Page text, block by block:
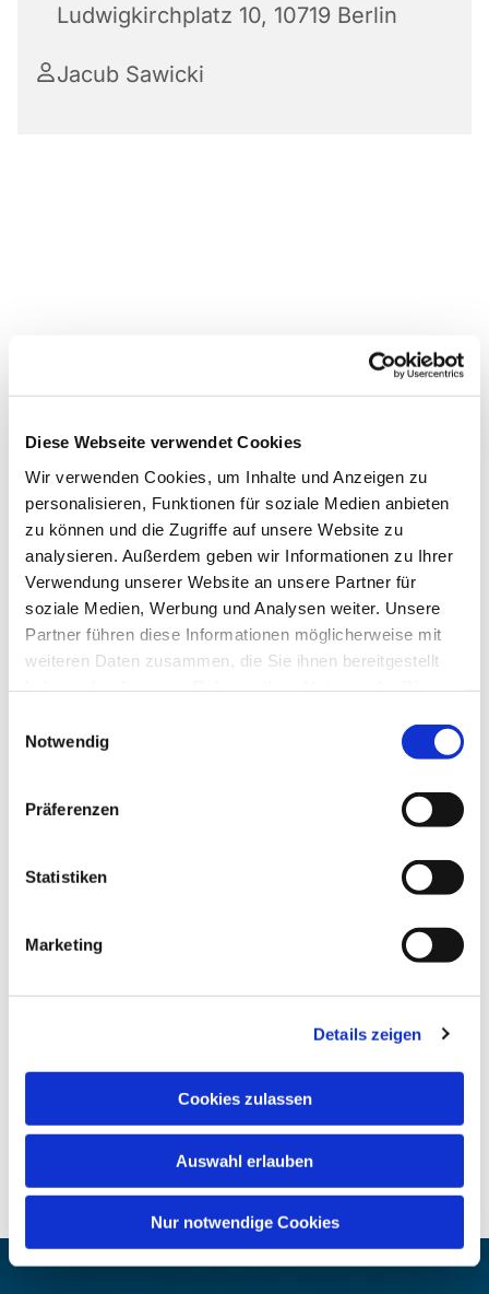
Diese Webseite verwendet Cookies
Wir verwenden Cookies, um Inhalte und Anzeigen zu
personalisieren, Funktionen für soziale Medien anbieten
zu können und die Zugriffe auf unsere Website zu
analysieren. Außerdem geben wir Informationen zu Ihrer
Verwendung unserer Website an unsere Partner für
soziale Medien, Werbung und Analysen weiter. Unsere
Partner führen diese Informationen möglicherweise mit
weiteren Daten zusammen, die Sie ihnen bereitgestellt
Notwendig
Präferenzen
Statistiken
Marketing
Details zeigen
Cookies zulassen
Auswahl erlauben
Nur notwendige Cookies
Ludwigkirchplatz 10, 10719 Berlin
Jacub Sawicki
Dies könnte Sie auch
interessieren